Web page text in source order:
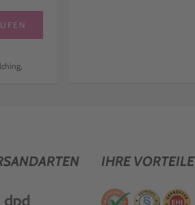
IHRE VORTEILE